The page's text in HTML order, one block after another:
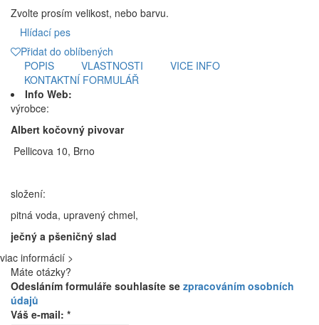
Zvolte prosím velikost, nebo barvu.
Hlídací pes
Přidat do oblíbených
POPIS
VLASTNOSTI
VICE INFO
KONTAKTNÍ FORMULÁŘ
Info Web:
výrobce:
Albert kočovný pivovar
Pellicova 10, Brno
složení:
pitná voda, upravený chmel,
ječný a pšeničný slad
viac informácií >
Máte otázky?
Odesláním formuláře souhlasíte se zpracováním osobních
údajů
Váš e-mail: *